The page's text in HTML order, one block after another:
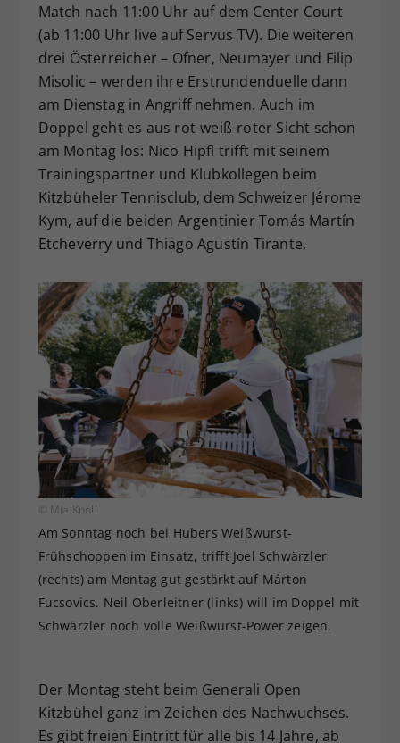
Match nach 11:00 Uhr auf dem Center Court
(ab 11:00 Uhr live auf Servus TV). Die weiteren
drei Österreicher – Ofner, Neumayer und Filip
Misolic – werden ihre Erstrundenduelle dann
am Dienstag in Angriff nehmen. Auch im
Doppel geht es aus rot-weiß-roter Sicht schon
am Montag los: Nico Hipfl trifft mit seinem
Trainingspartner und Klubkollegen beim
Kitzbüheler Tennisclub, dem Schweizer Jérome
Kym, auf die beiden Argentinier Tomás Martín
Etcheverry und Thiago Agustín Tirante.
© Mia Knoll
Am Sonntag noch bei Hubers Weißwurst-
Frühschoppen im Einsatz, trifft Joel Schwärzler
(rechts) am Montag gut gestärkt auf Márton
Fucsovics. Neil Oberleitner (links) will im Doppel mit
Schwärzler noch volle Weißwurst-Power zeigen.
Der Montag steht beim Generali Open
Kitzbühel ganz im Zeichen des Nachwuchses.
Es gibt freien Eintritt für alle bis 14 Jahre, ab